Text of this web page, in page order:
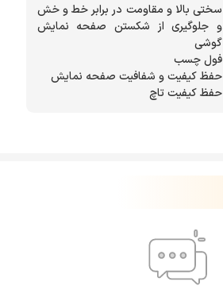
سختی بالا و مقاومت در برابر خط و خش
و جلوگیری از شکستن صفحه نمایش
گوشی
فول چسب
حفظ کیفیت و شفافیت صفحه نمایش
حفظ کیفیت تاچ